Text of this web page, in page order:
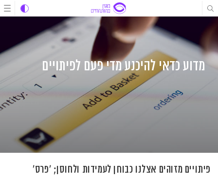
דלג
לתוכן
דלג
דלג
מדוע כדאי להיכנע מדי פעם לפיתויים
פיתויים מזוהים אצלנו כבוחן לעמידות ולחוסן; 'פרס'